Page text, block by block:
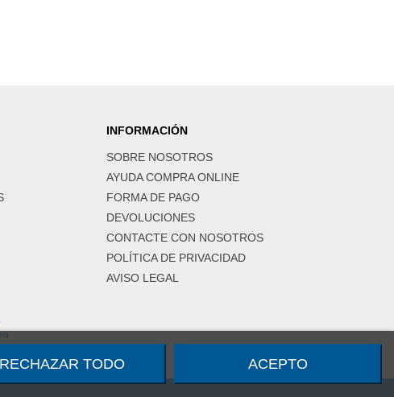
RECHAZAR TODO ACEPTO
INFORMACIÓN
SOBRE NOSOTROS
AYUDA COMPRA ONLINE
FORMA DE PAGO
DEVOLUCIONES
CONTACTE CON NOSOTROS
POLÍTICA DE PRIVACIDAD
AVISO LEGAL